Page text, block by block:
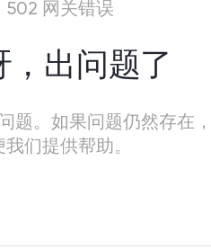
502 网关错误
，出问题了
题。如果问题仍然存在
我们提供帮助。